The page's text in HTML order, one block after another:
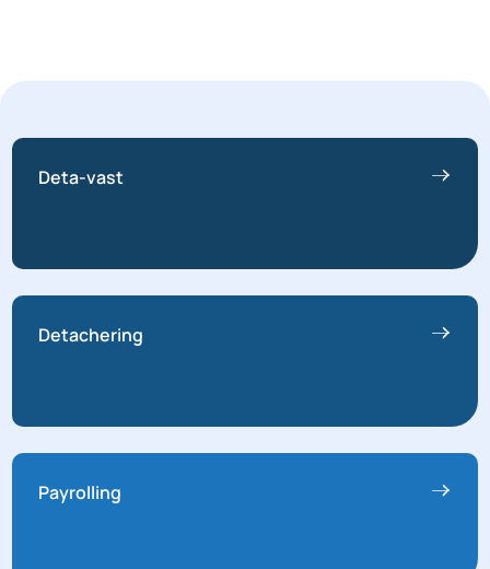
Deta-vast
Detachering
Payrolling